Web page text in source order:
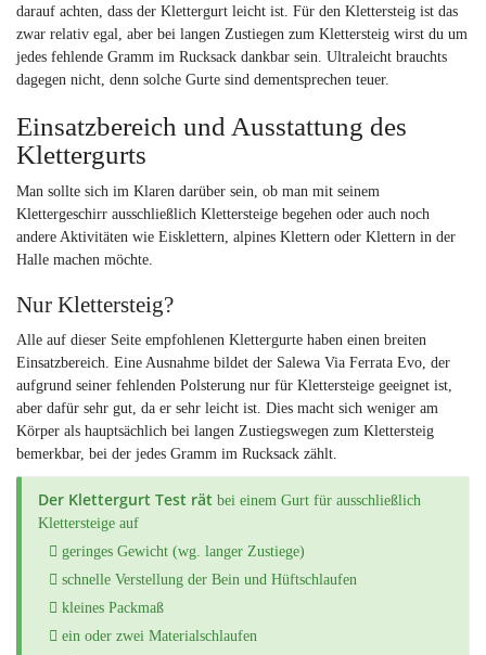
darauf achten, dass der Klettergurt leicht ist. Für den Klettersteig ist das
zwar relativ egal, aber bei langen Zustiegen zum Klettersteig wirst du um
jedes fehlende Gramm im Rucksack dankbar sein. Ultraleicht brauchts
dagegen nicht, denn solche Gurte sind dementsprechen teuer.
Einsatzbereich und Ausstattung des
Klettergurts
Man sollte sich im Klaren darüber sein, ob man mit seinem
Klettergeschirr ausschließlich Klettersteige begehen oder auch noch
andere Aktivitäten wie Eisklettern, alpines Klettern oder Klettern in der
Halle machen möchte.
Nur Klettersteig?
Alle auf dieser Seite empfohlenen Klettergurte haben einen breiten
Einsatzbereich. Eine Ausnahme bildet der Salewa Via Ferrata Evo, der
aufgrund seiner fehlenden Polsterung nur für Klettersteige geeignet ist,
aber dafür sehr gut, da er sehr leicht ist. Dies macht sich weniger am
Körper als hauptsächlich bei langen Zustiegswegen zum Klettersteig
bemerkbar, bei der jedes Gramm im Rucksack zählt.
Der Klettergurt Test rät bei einem Gurt für ausschließlich
Klettersteige auf
geringes Gewicht (wg. langer Zustiege)
schnelle Verstellung der Bein und Hüftschlaufen
kleines Packmaß
ein oder zwei Materialschlaufen